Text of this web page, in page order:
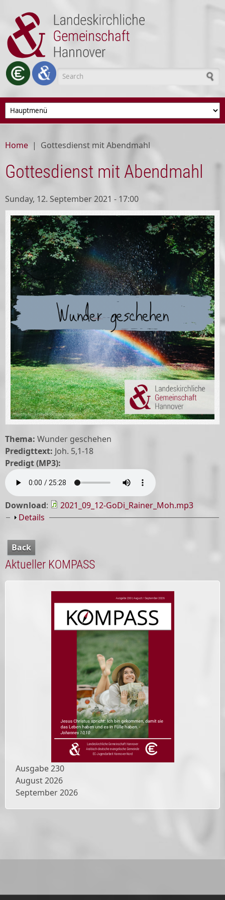
Search form
Home | Gottesdienst mit Abendmahl
Gottesdienst mit Abendmahl
Sunday, 12. September 2021 - 17:00
Thema: Wunder geschehen
Predigttext: Joh. 5,1-18
Predigt (MP3):
Download:
2021_09_12-GoDi_Rainer_Moh.mp3
Show
Details
Back
Aktueller KOMPASS
Ausgabe230
August 2026
September 2026